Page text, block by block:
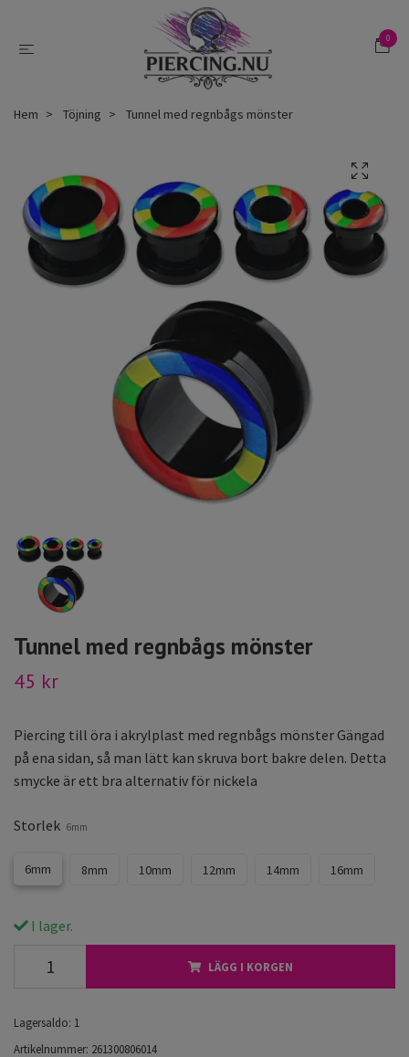
0
Hem Töjning Tunnel med regnbågs mönster
Tunnel med regnbågs mönster
45 kr
Piercing till öra i akrylplast med regnbågs mönster Gängad
på ena sidan, så man lätt kan skruva bort bakre delen. Detta
smycke är ett bra alternativ för nickela
Storlek 6mm
6mm 8mm 10mm 12mm 14mm 16mm
I lager.
LÄGG I KORGEN
Lagersaldo: 1
Artikelnummer: 261300806014